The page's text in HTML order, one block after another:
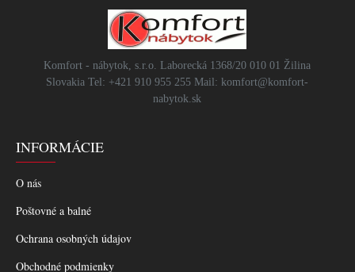
Komfort - nábytok, s.r.o. Laborecká 1368/20 010 01 Žilina
Slovakia Tel: +421 910 955 255 Mail: komfort@komfort-
nabytok.sk
INFORMÁCIE
O nás
Poštovné a balné
Ochrana osobných údajov
Obchodné podmienky